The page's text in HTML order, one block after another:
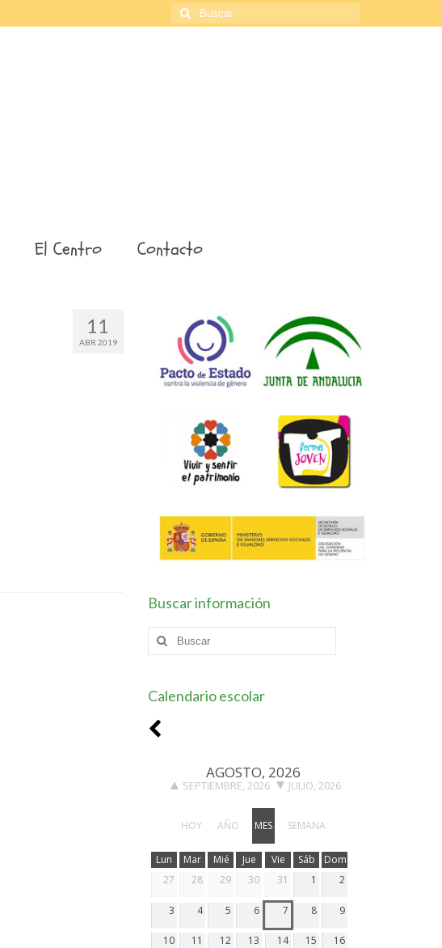
Buscar
por:
El Centro Contacto
11
ABR 2019
Buscar información
Buscar
por:
Calendario escolar
AGOSTO, 2026
SEPTIEMBRE, 2026 JULIO, 2026
HOY AÑO MES SEMANA
Lun Mar Mié Jue Vie Sáb
Dom
27
28 29 30 31 1 2
3 4 5 6 7 8 9
10 11 12 13 14 15 16